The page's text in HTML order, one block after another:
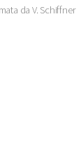
da V. Schiffner